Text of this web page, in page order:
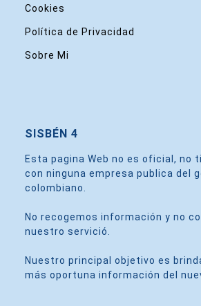
Cookies
Política de Privacidad
Sobre Mi
SISBÉN 4
Esta pagina Web no es oficial, no
con ninguna empresa publica del
colombiano.
No recogemos información y no
nuestro servició.
Nuestro principal objetivo es
más oportuna información del